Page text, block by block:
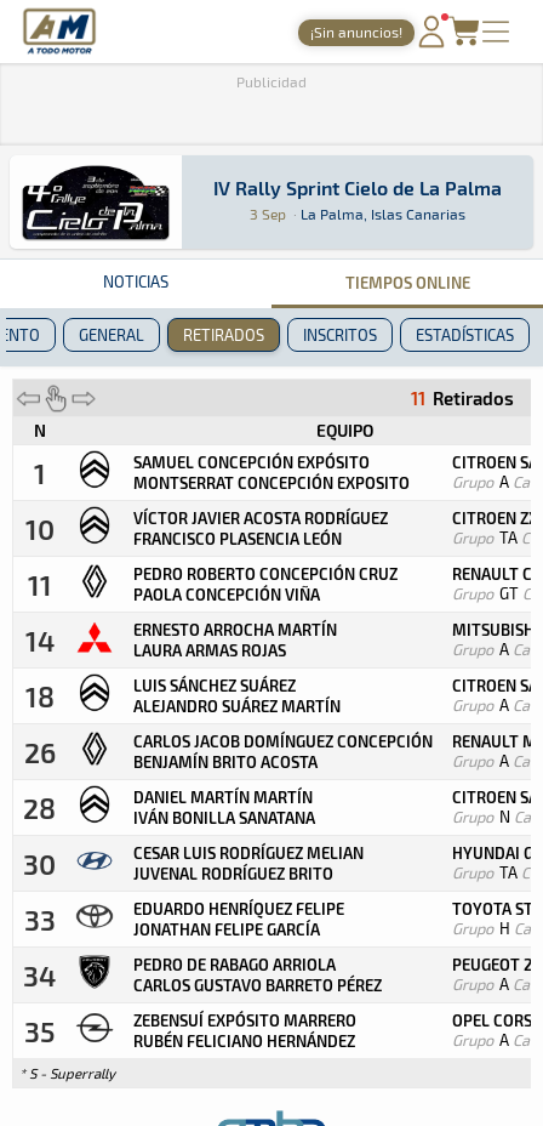
A Todo Motor · Revista del motor desde 1999
¡Sin anuncios!
NOTICIAS
AGENDA
GALERÍAS
TIENDA
ARCHIVO
Publicidad
IV Rally Sprint Cielo de La Palma
IV Rally Sprint Cielo de La Palma
3 Sep · La Palma, Islas Canarias
Rally Sprint · IV Rally Sprint Cielo de La
La Palma, Islas CanariasLa Palma, Islas
NOTICIAS TIEMPOS ONLINE
GENERAL RETIRADOS INSCRITOS ESTADÍSTICAS
11 Retirados
N EQUIPO
1
SAMUEL CONCEPCIÓN EXPÓSITO
MONTSERRAT CONCEPCIÓN EXPOSITO
CITROEN
Grupo A
10
VÍCTOR JAVIER ACOSTA RODRÍGUEZ
FRANCISCO PLASENCIA LEÓN
CITROEN ZX
Grupo TA
11
PEDRO ROBERTO CONCEPCIÓN CRUZ
PAOLA CONCEPCIÓN VIÑA
RENAULT
Grupo GT
14
ERNESTO ARROCHA MARTÍN
LAURA ARMAS ROJAS
MITSUBISHI
Grupo A
18
LUIS SÁNCHEZ SUÁREZ
ALEJANDRO SUÁREZ MARTÍN
CITROEN
Grupo A
26
CARLOS JACOB DOMÍNGUEZ CONCEPCIÓN
BENJAMÍN BRITO ACOSTA
RENAULT
Grupo A
28
DANIEL MARTÍN MARTÍN
IVÁN BONILLA SANATANA
CITROEN
Grupo N
30
CESAR LUIS RODRÍGUEZ MELIAN
JUVENAL RODRÍGUEZ BRITO
HYUNDAI
Grupo TA
33
EDUARDO HENRÍQUEZ FELIPE
JONATHAN FELIPE GARCÍA
TOYOTA
Grupo H
34
PEDRO DE RABAGO ARRIOLA
CARLOS GUSTAVO BARRETO PÉREZ
PEUGEOT
Grupo A
35
ZEBENSUÍ EXPÓSITO MARRERO
RUBÉN FELICIANO HERNÁNDEZ
OPEL
Grupo A
* S - Superrally